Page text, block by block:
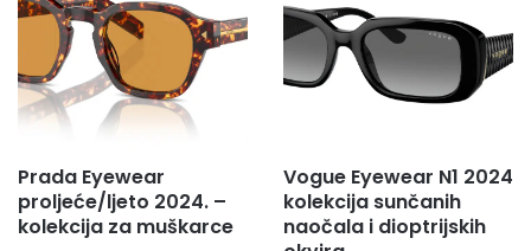
Prada Eyewear
proljeće/ljeto 2024. –
kolekcija za muškarce
Vogue Eyewear N1 2024
kolekcija sunčanih
naočala i dioptrijskih